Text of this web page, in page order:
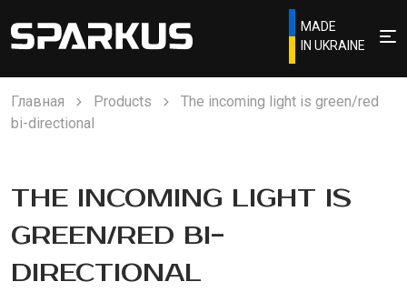
MADE
IN UKRAINE
Главная Products
The incoming light is green/red
bi-directional
THE INCOMING LIGHT IS
GREEN/RED BI-
DIRECTIONAL